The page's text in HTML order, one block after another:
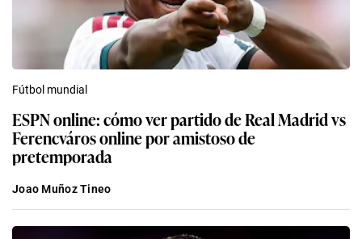
Fútbol mundial
ESPN online: cómo ver partido de Real Madrid vs
Ferencváros online por amistoso de
pretemporada
Joao Muñoz Tineo